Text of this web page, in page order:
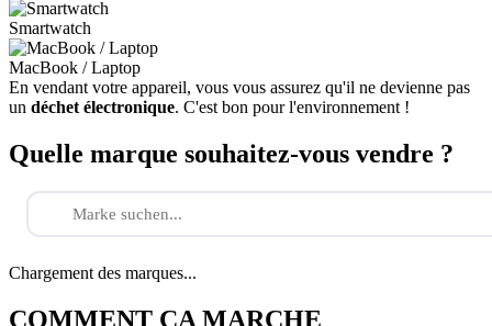
Smartwatch
MacBook / Laptop
En vendant votre appareil, vous vous assurez qu'il ne devienne pas
un déchet électronique. C'est bon pour l'environnement !
Quelle marque souhaitez-vous vendre ?
Chargement des marques...
COMMENT ÇA MARCHE